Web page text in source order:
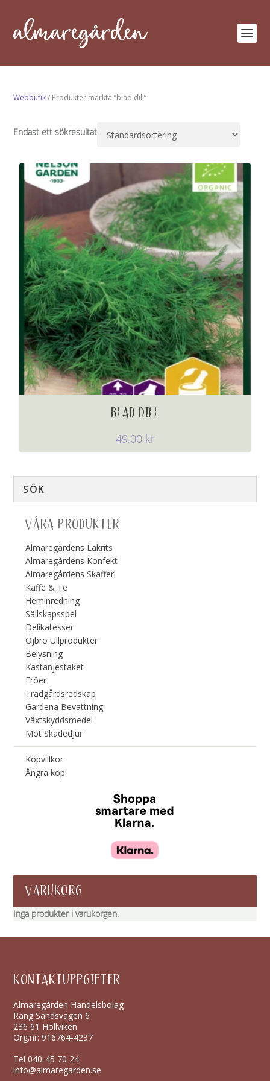
Webbutik/ Produkter märkta ”blad dill”
Endast ett sökresultat
BLAD DILL
49,00 kr
VÅRA PRODUKTER
Almaregårdens Lakrits
Almaregårdens Konfekt
Almaregårdens Skafferi
Kaffe & Te
Heminredning
Sällskapsspel
Delikatesser
Öjbro Ullprodukter
Belysning
Kastanjestaket
Fröer
Trädgårdsredskap
Gardena Bevattning
Växtskyddsmedel
Mot Skadedjur
Köpvillkor
Ångra köp
VARUKORG
Inga produkter i varukorgen.
KONTAKTUPPGIFTER
Almaregården Handelsbolag
Räng Sandsvägen 6
236 61 Höllviken
Org.nr: 916764-4237
Tel040-45 70 24
info@almaregarden.se